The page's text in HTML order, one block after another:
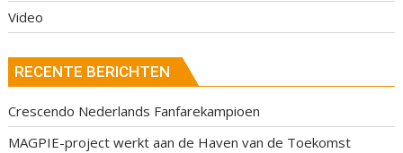
Video
RECENTE BERICHTEN
Crescendo Nederlands Fanfarekampioen
MAGPIE-project werkt aan de Haven van de Toekomst